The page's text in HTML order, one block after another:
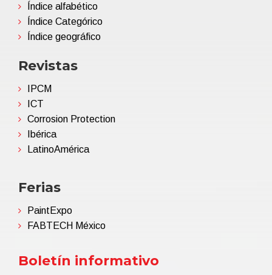
Índice alfabético
Índice Categórico
Índice geográfico
Revistas
IPCM
ICT
Corrosion Protection
Ibérica
LatinoAmérica
Ferias
PaintExpo
FABTECH México
Boletín informativo